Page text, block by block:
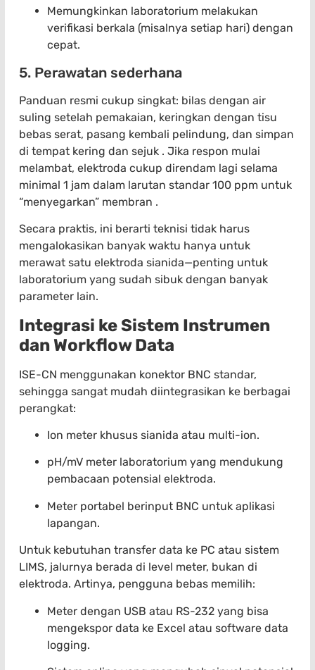
Memungkinkan laboratorium melakukan
verifikasi berkala (misalnya setiap hari) dengan
cepat.
5. Perawatan sederhana
Panduan resmi cukup singkat: bilas dengan air
suling setelah pemakaian, keringkan dengan tisu
bebas serat, pasang kembali pelindung, dan simpan
di tempat kering dan sejuk . Jika respon mulai
melambat, elektroda cukup direndam lagi selama
minimal 1 jam dalam larutan standar 100 ppm untuk
“menyegarkan” membran .
Secara praktis, ini berarti teknisi tidak harus
mengalokasikan banyak waktu hanya untuk
merawat satu elektroda sianida—penting untuk
laboratorium yang sudah sibuk dengan banyak
parameter lain.
Integrasi ke Sistem Instrumen
dan Workflow Data
ISE-CN menggunakan konektor BNC standar,
sehingga sangat mudah diintegrasikan ke berbagai
perangkat:
Ion meter khusus sianida atau multi-ion.
pH/mV meter laboratorium yang mendukung
pembacaan potensial elektroda.
Meter portabel berinput BNC untuk aplikasi
lapangan.
Untuk kebutuhan transfer data ke PC atau sistem
LIMS, jalurnya berada di level meter, bukan di
elektroda. Artinya, pengguna bebas memilih:
Meter dengan USB atau RS-232 yang bisa
mengekspor data ke Excel atau software data
logging.